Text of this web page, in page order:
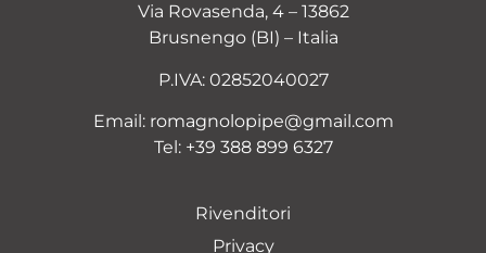
Via Rovasenda, 4 – 13862
Brusnengo (BI) – Italia
P.IVA: 02852040027
Email: romagnolopipe@gmail.com
Tel: +39 388 899 6327
Rivenditori
Privacy